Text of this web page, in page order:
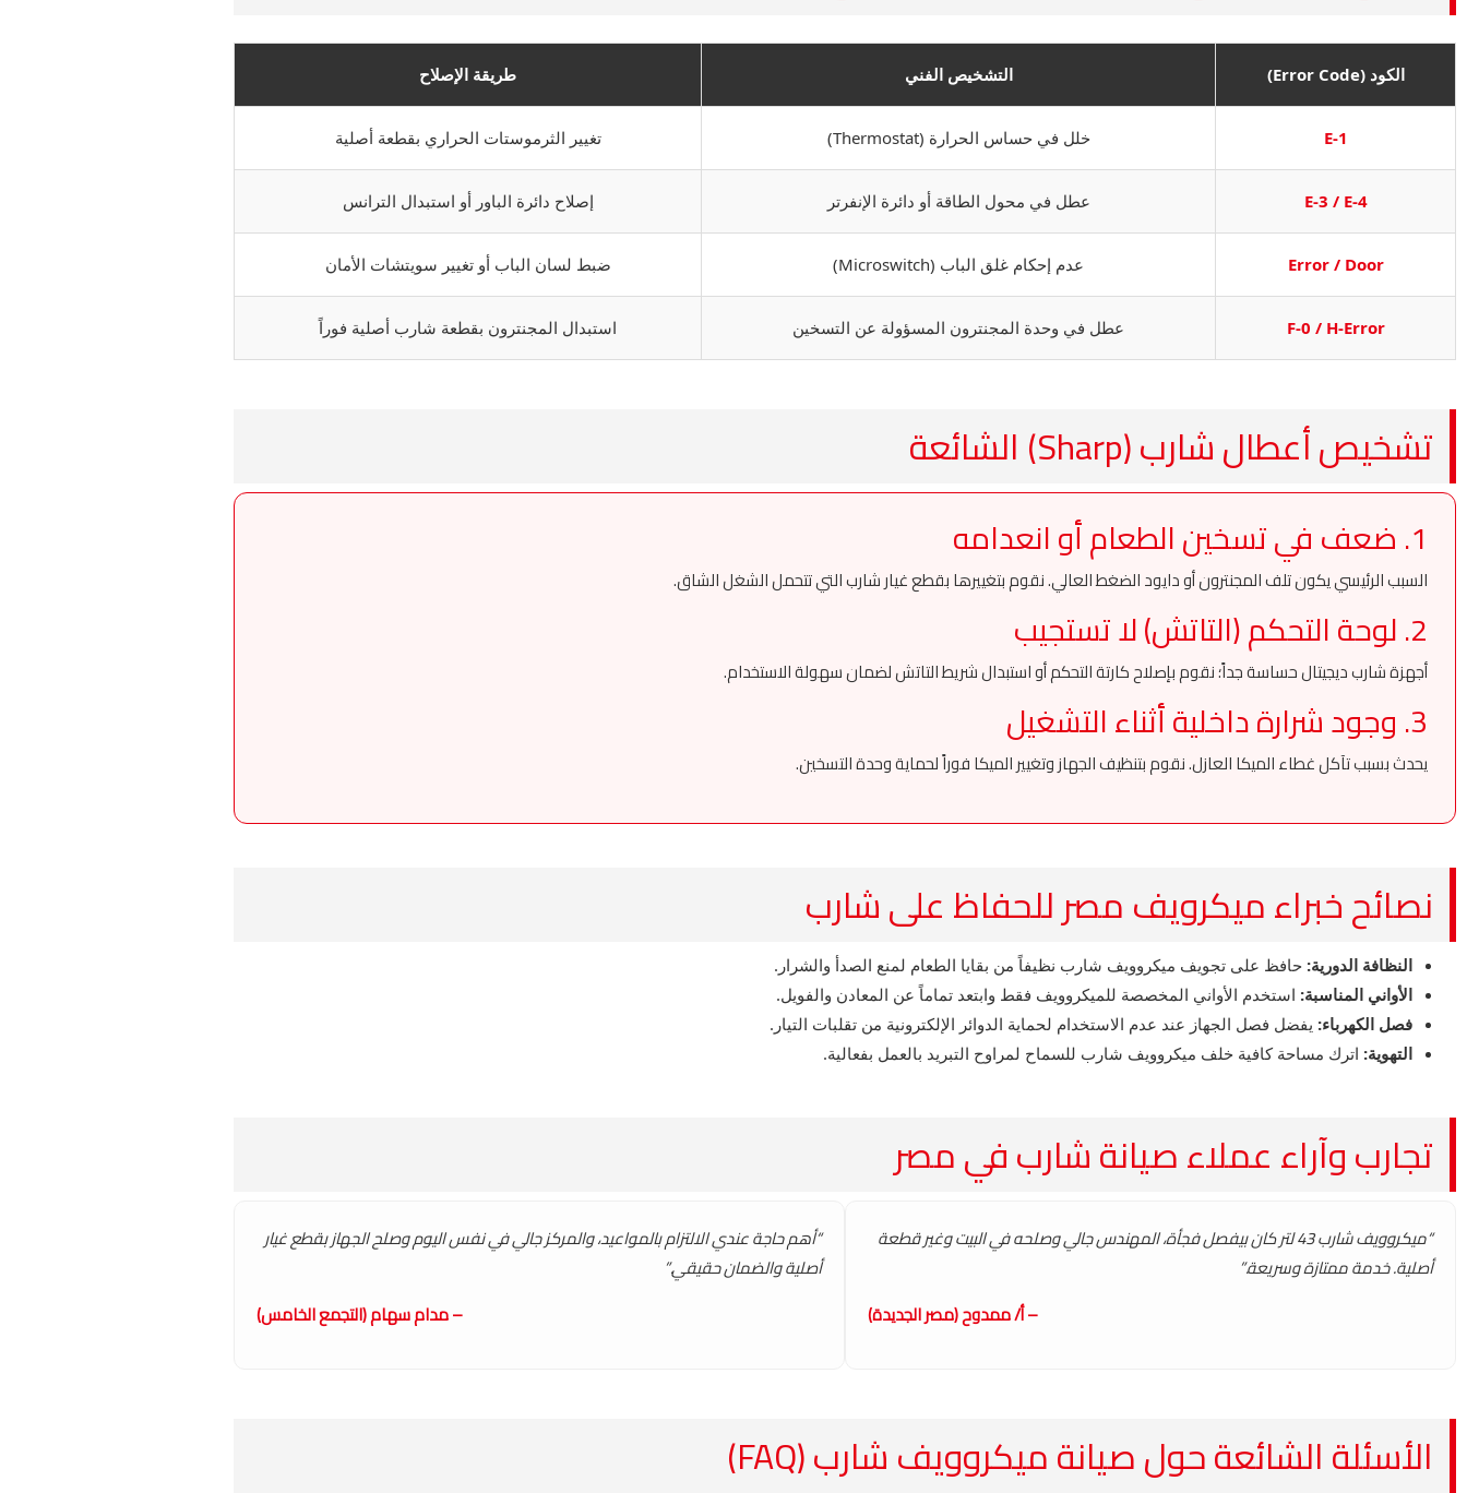
الكود (Error Code) التشخيص الفني طريقة الإصلاح
E-1 خلل في حساس الحرارة (Thermostat) تغيير الثرموستات الحراري بقطعة أصلية
E-3 / E-4 عطل في محول الطاقة أو دائرة الإنفرتر إصلاح دائرة الباور أو استبدال الترانس
Error / Door عدم إحكام غلق الباب (Microswitch) ضبط لسان الباب أو تغيير سويتشات الأمان
F-0 / H-Error عطل في وحدة المجنترون المسؤولة عن التسخين استبدال المجنترون بقطعة شارب أصلية فوراً
تشخيص أعطال شارب (Sharp) الشائعة
1. ضعف في تسخين الطعام أو انعدامه
السبب الرئيسي يكون تلف المجنترون أو دايود الضغط العالي. نقوم بتغييرها بقطع غيار شارب التي تتحمل الشغل الشاق.
2. لوحة التحكم (التاتش) لا تستجيب
أجهزة شارب ديجيتال حساسة جداً؛ نقوم بإصلاح كارتة التحكم أو استبدال شريط التاتش لضمان سهولة الاستخدام.
3. وجود شرارة داخلية أثناء التشغيل
يحدث بسبب تآكل غطاء الميكا العازل. نقوم بتنظيف الجهاز وتغيير الميكا فوراً لحماية وحدة التسخين.
نصائح خبراء ميكرويف مصر للحفاظ على شارب
النظافة الدورية: حافظ على تجويف ميكروويف شارب نظيفاً من بقايا الطعام لمنع الصدأ والشرار.
الأواني المناسبة: استخدم الأواني المخصصة للميكروويف فقط وابتعد تماماً عن المعادن والفويل.
فصل الكهرباء: يفضل فصل الجهاز عند عدم الاستخدام لحماية الدوائر الإلكترونية من تقلبات التيار.
التهوية: اترك مساحة كافية خلف ميكروويف شارب للسماح لمراوح التبريد بالعمل بفعالية.
تجارب وآراء عملاء صيانة شارب في مصر
“ميكروويف شارب 43 لتر كان بيفصل فجأة، المهندس جالي وصلحه في البيت وغير قطعة
أصلية. خدمة ممتازة وسريعة.”
– أ/ ممدوح (مصر الجديدة)
“أهم حاجة عندي الالتزام بالمواعيد، والمركز جالي في نفس اليوم وصلح الجهاز بقطع غيار
أصلية والضمان حقيقي.”
– مدام سهام (التجمع الخامس)
الأسئلة الشائعة حول صيانة ميكروويف شارب (FAQ)